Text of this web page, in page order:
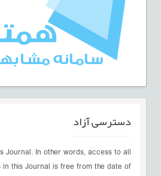
دسترسی آزاد
Journal. In other words, access to all
in this Journal is free from the date of